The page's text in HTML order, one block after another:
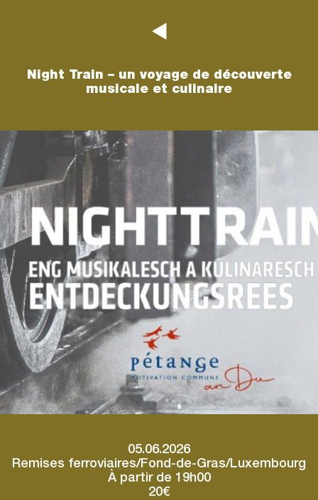
Night Train – un voyage de découverte
musicale et culinaire
05.06.2026
Remises ferroviaires/Fond-de-Gras/Luxembourg
À partir de 19h00
20€